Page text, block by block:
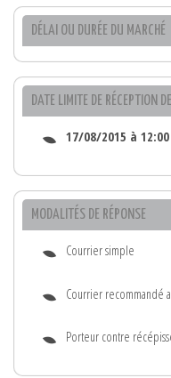
DÉLAI OU DURÉE DU MARCHÉ
DATE LIMITE DE RÉCEPTION
17/08/2015 à 12:00
MODALITÉS DE RÉPONSE
Courrier simple
Courrier recommandé
Porteur contre